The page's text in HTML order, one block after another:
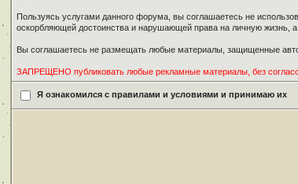
Пользуясь услугами данного форума, вы соглашаетесь не
оскорбляющей достоинства и нарушающей права на личную
Вы соглашаетесь не размещать любые материалы, защищенные
ЗАПРЕЩЕНО публиковать любые рекламные материалы, без
Я ознакомился с правилами и условиями и принимаю их